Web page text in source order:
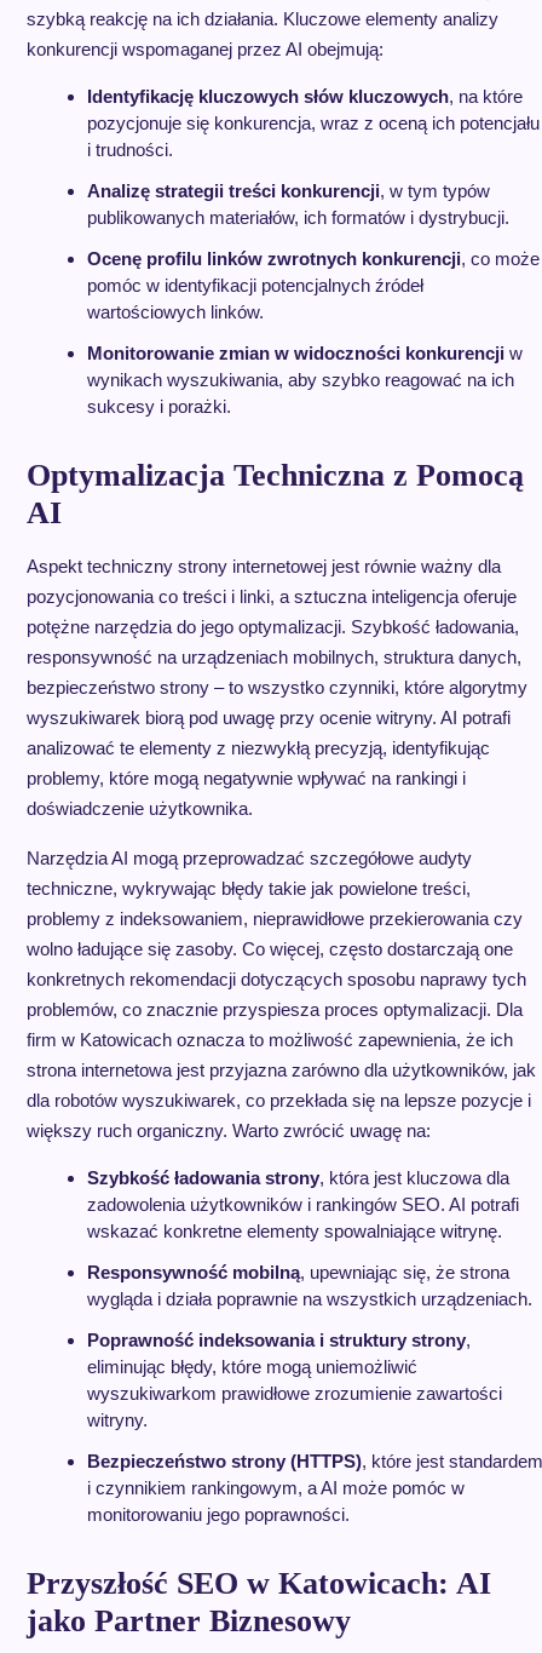
szybką reakcję na ich działania. Kluczowe elementy analizy
konkurencji wspomaganej przez AI obejmują:
Identyfikację kluczowych słów kluczowych, na które
pozycjonuje się konkurencja, wraz z oceną ich potencjału
i trudności.
Analizę strategii treści konkurencji, w tym typów
publikowanych materiałów, ich formatów i dystrybucji.
Ocenę profilu linków zwrotnych konkurencji, co może
pomóc w identyfikacji potencjalnych źródeł
wartościowych linków.
Monitorowanie zmian w widoczności konkurencjiw
wynikach wyszukiwania, aby szybko reagować na ich
sukcesy i porażki.
Optymalizacja Techniczna z Pomocą
AI
Aspekt techniczny strony internetowej jest równie ważny dla
pozycjonowania co treści i linki, a sztuczna inteligencja oferuje
potężne narzędzia do jego optymalizacji. Szybkość ładowania,
responsywność na urządzeniach mobilnych, struktura danych,
bezpieczeństwo strony – to wszystko czynniki, które algorytmy
wyszukiwarek biorą pod uwagę przy ocenie witryny. AI potrafi
analizować te elementy z niezwykłą precyzją, identyfikując
problemy, które mogą negatywnie wpływać na rankingi i
doświadczenie użytkownika.
Narzędzia AI mogą przeprowadzać szczegółowe audyty
techniczne, wykrywając błędy takie jak powielone treści,
problemy z indeksowaniem, nieprawidłowe przekierowania czy
wolno ładujące się zasoby. Co więcej, często dostarczają one
konkretnych rekomendacji dotyczących sposobu naprawy tych
problemów, co znacznie przyspiesza proces optymalizacji. Dla
firm w Katowicach oznacza to możliwość zapewnienia, że ich
strona internetowa jest przyjazna zarówno dla użytkowników, jak
dla robotów wyszukiwarek, co przekłada się na lepsze pozycje i
większy ruch organiczny. Warto zwrócić uwagę na:
Szybkość ładowania strony, która jest kluczowa dla
zadowolenia użytkowników i rankingów SEO. AI potrafi
wskazać konkretne elementy spowalniające witrynę.
Responsywność mobilną, upewniając się, że strona
wygląda i działa poprawnie na wszystkich urządzeniach.
Poprawność indeksowania i struktury strony,
eliminując błędy, które mogą uniemożliwić
wyszukiwarkom prawidłowe zrozumienie zawartości
witryny.
Bezpieczeństwo strony (HTTPS), które jest standardem
i czynnikiem rankingowym, a AI może pomóc w
monitorowaniu jego poprawności.
Przyszłość SEO w Katowicach: AI
jako Partner Biznesowy